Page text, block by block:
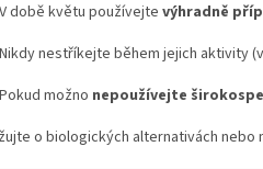
V době květu používejte výhradně
Nikdy nestříkejte během jejich aktivity
Pokud možno nepoužívejte
o biologických alternativách